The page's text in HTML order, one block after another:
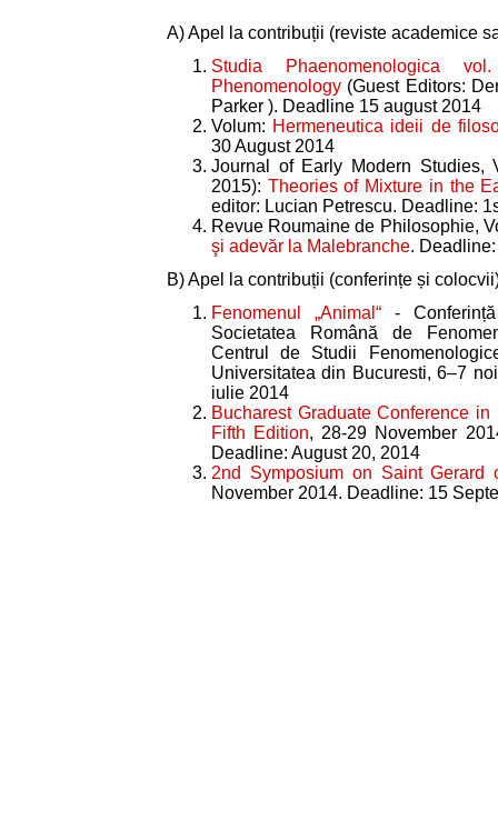
A) Apel la contribuții (reviste academice
Studia Phaenomenologica
Phenomenology (Guest Editors:
Parker ). Deadline 15 august 2014
Volum: Hermeneutica ideii de
30 August 2014
Journal of Early Modern Studies,
2015): Theories of Mixture in the
editor: Lucian Petrescu. Deadline:
Revue Roumaine de Philosophie ,
şi adevăr la Malebranche.
B) Apel la contribuții (conferințe și
Fenomenul „Animal“- Conferință
Societatea Română de
Centrul de Studii
Universitatea din Bucuresti, 6–7
iulie 2014
Bucharest Graduate Conference
Fifth Edition, 28-29 November
Deadline: August 20, 2014
2nd Symposium on Saint Gerard
November 2014. Deadline: 15